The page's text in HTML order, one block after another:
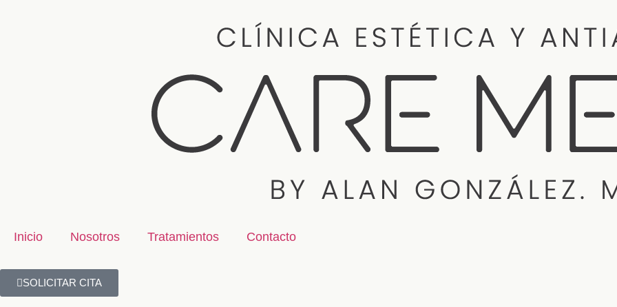
Inicio Nosotros Tratamientos Contacto
SOLICITAR CITA